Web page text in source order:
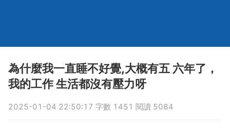
為什麼我一直睡不好覺,大概有五 六年了，
我的工作 生活都沒有壓力呀
2025-01-04 22:50:17 字數 1451 閱讀 5084